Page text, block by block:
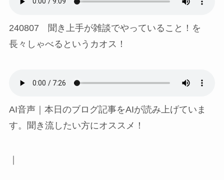
240807 聞き上手が雑談でやっていること！を
長々しゃべるというカオス！
AI音声｜本日のブログ記事をAIが読み上げていま
す。聞き流したい方にオススメ！